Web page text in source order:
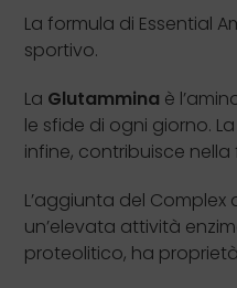
La formula di Essential
sportivo.
La Glutammina è
le sfide di ogni giorno. La
infine, contribuisce nella
L’aggiunta del
un’elevata attività
proteolitico, ha